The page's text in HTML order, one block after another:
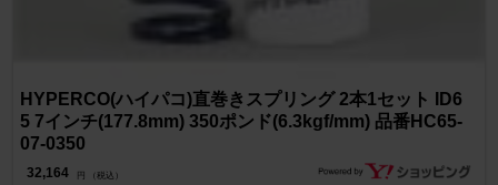
HYPERCO(ハイパコ)直巻きスプリング 2本1セット ID6
5 7インチ(177.8mm) 350ポンド(6.3kgf/mm) 品番HC65-
07-0350
32,164 円 （税込）